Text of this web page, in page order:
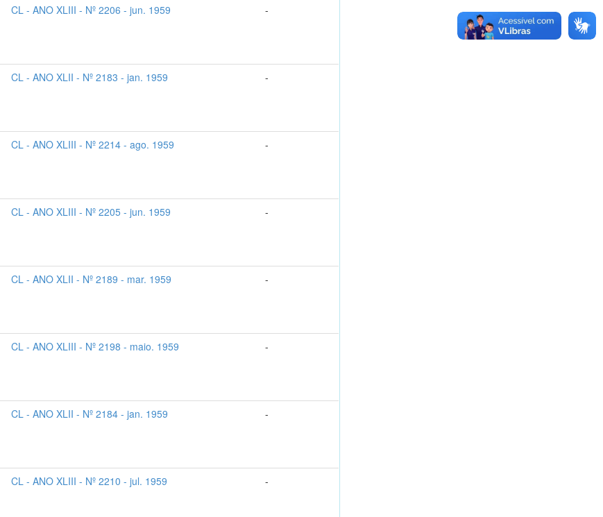
CL - ANO XLIII - Nº 2206 - jun. 1959 -
CL - ANO XLII - Nº 2183 - jan. 1959 -
CL - ANO XLIII - Nº 2214 - ago. 1959 -
CL - ANO XLIII - Nº 2205 - jun. 1959 -
CL - ANO XLII - Nº 2189 - mar. 1959 -
CL - ANO XLIII - Nº 2198 - maio. 1959 -
CL - ANO XLII - Nº 2184 - jan. 1959 -
CL - ANO XLIII - Nº 2210 - jul. 1959 -